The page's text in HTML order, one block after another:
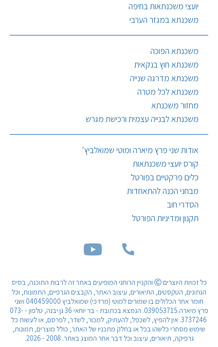
יועצי משכנתאות בחיפה
משכנתא במגזר הערבי
משכנתא הפוכה
משכנתא חוץ בנקאית
משכנתא מדרגה שנייה
משכנתא לכל מטרה
מחזור משכנתא
משכנתא לבנייה עצמית ורכישת מגרש
אודות שני פרץ מיארה ומוטי שמואלביץ'
קורס יועצי משכנתאות
כלים פרקטיים בפורטל
מבחני הכנה להתאחדות
הסדרי חוב
תקנון ומדיניות הפורטל
כל זכויות היוצרים Ⓒ והקניין הרוחני המופיעים באתר זה לרבות התוכנה, בסיס
הנתונים, הטקסטים, התיאורים, עיצוב האתר, הקבצים הגרפיים, התמונות, וכל
חומר אחר הכלולים בו שמורים למוטי (מרדכי) שמואלביץ 040459000 ושני
פרץ מיארה.039053715. הנמצא בכתובת - בר יוחאי 36 גן יבנה, טלפון - 073-
3737246. אין להפיץ, לשכפל, להעתיק, למכור, לשדר, לפרסם, או לעשות כל
שימוש מסחרי כלשהו בכל או בחלק מתכניו של האתר, כולל מוצרים, תמונות,
גרפיקה, תיאורים, עיצוב וכל דבר אחר המוצג באתר. 2008 - 2026.